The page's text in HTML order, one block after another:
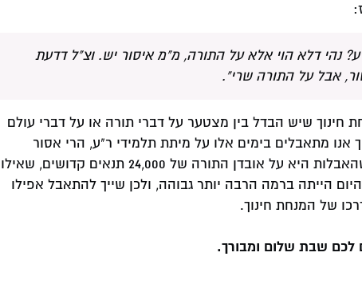
נהי דלא הוי אלא על התורה, מ"מ איסור יש. וצ"ל דדעת
אבל על התורה שרי".
חינוך שיש הבדל בין מצטער על דברי תורה או על דברי עולם
מתאבלים בימים אלו על מיתת תלמידי ר"ע, הרי אסור
להתאבל יותר מי"ב חודש על מת? אלא שהאבלות היא על אובדן התורה של 24,000 תנאים קדושים, שאילו
הייתה ברמה הרבה יותר גבוהה, ולכן שייך להתאבל אפילו
של המנחת חינוך.
לכם שבת שלום ומבורך.